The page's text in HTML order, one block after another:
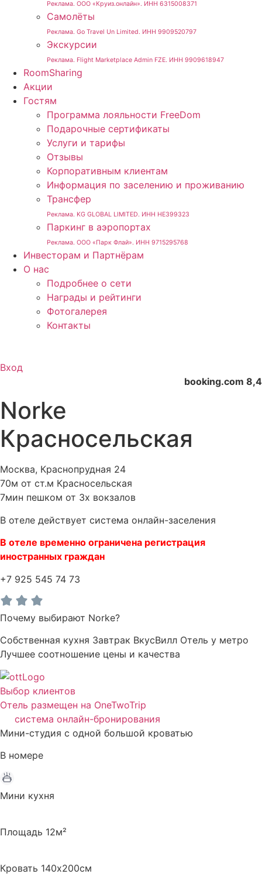
Реклама. ООО «Круиз.онлайн». ИНН 6315008371
Самолёты
Реклама. Go Travel Un Limited. ИНН 9909520797
Экскурсии
Реклама. Flight Marketplace Admin FZE. ИНН 9909618947
RoomSharing
Акции
Гостям
Программа лояльности FreeDom
Подарочные сертификаты
Услуги и тарифы
Отзывы
Корпоративным клиентам
Информация по заселению и проживанию
Трансфер
Реклама. KG GLOBAL LIMITED. ИНН HE399323
Паркинг в аэропортах
Реклама. ООО «Парк Флай». ИНН 9715295768
Инвесторам и Партнёрам
О нас
Подробнее о сети
Награды и рейтинги
Фотогалерея
Контакты
Вход
booking.com 8,4
Norke
Красносельская
Москва, Краснопрудная 24
70м от ст.м Красносельская
7мин пешком от 3х вокзалов
В отеле действует система онлайн-заселения
В отеле временно ограничена регистрация
иностранных граждан
+7 925 545 74 73
Почему выбирают Norke?
Собственная кухня Завтрак ВкусВилл Отель у метро
Лучшее соотношение цены и качества
Выбор клиентов
Отель размещен на OneTwoTrip
система онлайн-бронирования
Мини-студия с одной большой кроватью
В номере
Мини кухня
Площадь 12м²
Кровать 140х200см